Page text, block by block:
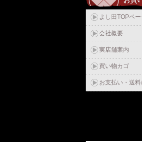
よし田TOPペー
会社概要
実店舗案内
買い物カゴ
お支払い・送